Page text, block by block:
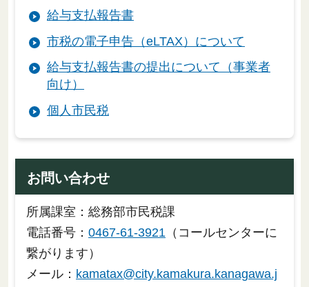
給与支払報告書
市税の電子申告（eLTAX）について
給与支払報告書の提出について（事業者
向け）
個人市民税
お問い合わせ
所属課室：総務部市民税課
電話番号： 0467-61-3921 （コールセンターに
繋がります）
メール： kamatax@city.kamakura.kanagawa.j